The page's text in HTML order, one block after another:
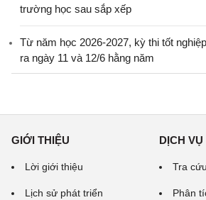
trường học sau sắp xếp
Từ năm học 2026-2027, kỳ thi tốt
ra ngày 11 và 12/6 hằng năm
GIỚI THIỆU
Lời giới thiệu
Lịch sử phát triển
DỊCH VỤ
Tra
Phân